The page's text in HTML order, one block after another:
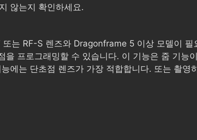
않는지 확인하세요.
또는 RF-S 렌즈와 Dragonframe 5 이상 모델이
프로그래밍할 수 있습니다. 이 기능은 줌 기능
에는 단초점 렌즈가 가장 적합합니다. 또는 촬